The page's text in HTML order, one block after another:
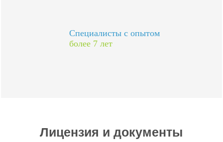
Специалисты с опытом
более 7 лет
Лицензия и документы